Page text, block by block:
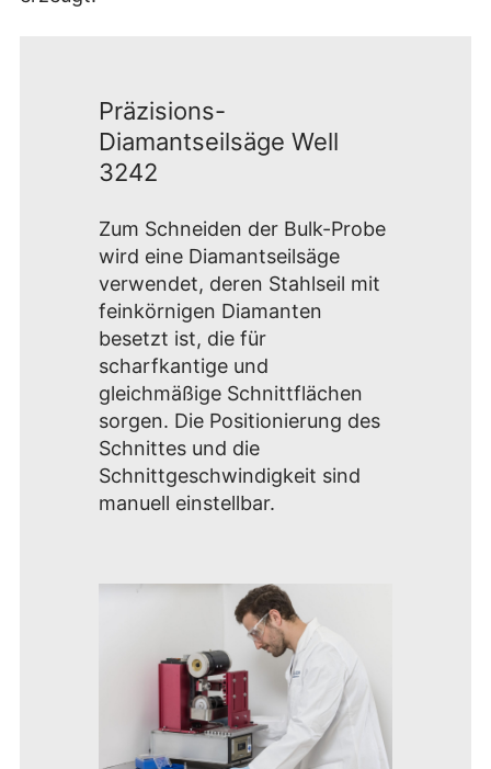
Präzisions-
Diamantseilsäge Well
3242
Zum Schneiden der Bulk-Probe
wird eine Diamantseilsäge
verwendet, deren Stahlseil mit
feinkörnigen Diamanten
besetzt ist, die für
scharfkantige und
gleichmäßige Schnittflächen
sorgen. Die Positionierung des
Schnittes und die
Schnittgeschwindigkeit sind
manuell einstellbar.